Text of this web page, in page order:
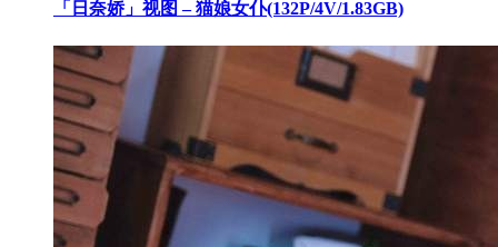
「日奈娇」视图 – 猫娘女仆(132P/4V/1.83GB)